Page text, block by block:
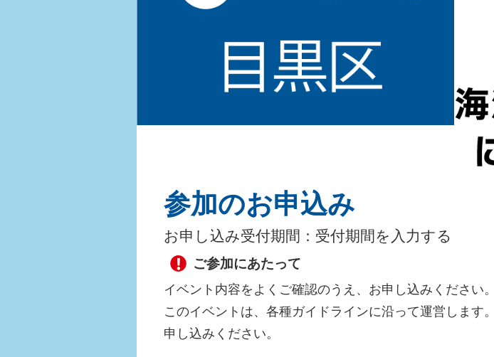
参加のお申込み
お申し込み受付期間： 受付期間を入力する
ご参加にあたって
イベント内容をよくご確認のうえ、お申し込みください。
このイベントは、各種ガイドラインに沿って運営します。
申し込みください。